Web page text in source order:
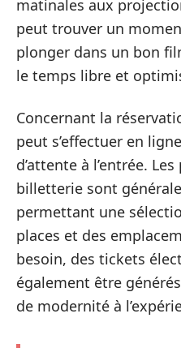
matinales aux
peut trouver un
plonger dans un bon
le temps libre et
Concernant la
peut s’effectuer en
d’attente à l’entrée.
billetterie sont
permettant une
places et des
besoin, des tickets
également être
de modernité à